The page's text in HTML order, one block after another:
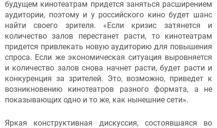
будущем кинотеатрам придется заняться расширением
аудитории, поэтому и у российского кино будет шанс
найти своего зрителя. «Если кризис затянется и
количество залов перестанет расти, то кинотеатрам
придется привлекать новую аудиторию для повышения
спроса. Если же экономическая ситуация выровняется
и количество залов снова начнет расти, будет расти и
конкуренция за зрителей. Это, возможно, приведет к
возникновению кинотеатров разного формата, а не
показывающих одно и то же, как нынешние сети».
Яркая конструктивная дискуссия, состоявшаяся во